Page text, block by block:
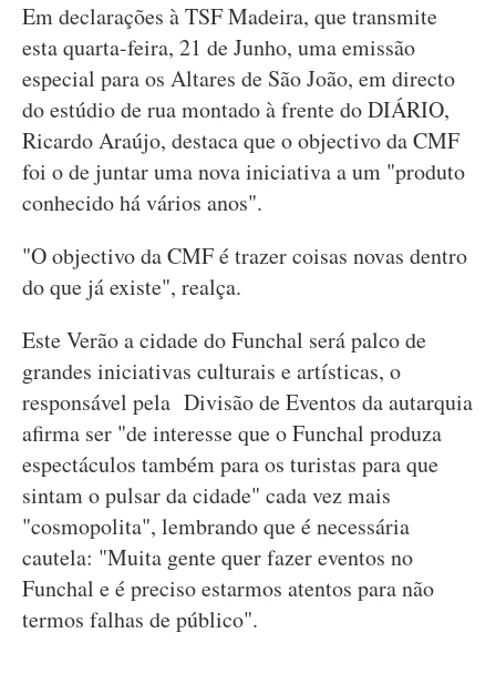
Em declarações à TSF Madeira, que transmite
esta quarta-feira, 21 de Junho, uma emissão
especial para os Altares de São João, em directo
do estúdio de rua montado à frente do DIÁRIO,
Ricardo Araújo, destaca que o objectivo da CMF
foi o de juntar uma nova iniciativa a um "produto
conhecido há vários anos".
"O objectivo da CMF é trazer coisas novas dentro
do que já existe", realça.
Este Verão a cidade do Funchal será palco de
grandes iniciativas culturais e artísticas, o
responsável pela Divisão de Eventos da autarquia
afirma ser "de interesse que o Funchal produza
espectáculos também para os turistas para que
sintam o pulsar da cidade" cada vez mais
"cosmopolita", lembrando que é necessária
cautela: "Muita gente quer fazer eventos no
Funchal e é preciso estarmos atentos para não
termos falhas de público".